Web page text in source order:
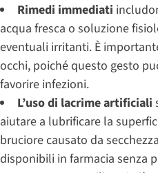
Rimedi immediati
acqua fresca o soluzione
eventuali irritanti. È
occhi, poiché questo gesto
favorire infezioni.
L’uso di lacrime artificiali
aiutare a lubrificare la
bruciore causato da
disponibili in farmacia senza